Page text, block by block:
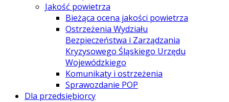
Jakość powietrza
Bieżąca ocena jakości powietrza
Ostrzeżenia Wydziału
Bezpieczeństwa i Zarządzania
Kryzysowego Śląskiego Urzędu
Wojewódzkiego
Komunikaty i ostrzeżenia
Sprawozdanie POP
Dla przedsiębiorcy